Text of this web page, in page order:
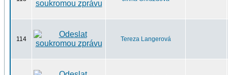
114 Tereza Langerová